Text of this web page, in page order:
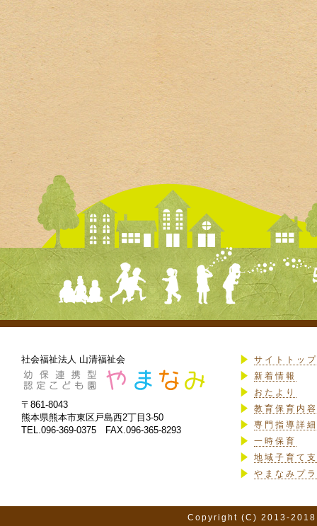
社会福祉法人 山清福祉会
〒861-8043
熊本県熊本市東区戸島西2丁目3-50
TEL.096-369-0375 FAX.096-365-8293
サイトトップ
新着情報
おたより
教育保育内
専門指導詳細
一時保育
地域子育て
やまなみプ
Copyright (C) 2013-